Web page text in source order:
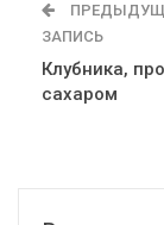
ЗАПИСЬ
Клубника,
сахаром